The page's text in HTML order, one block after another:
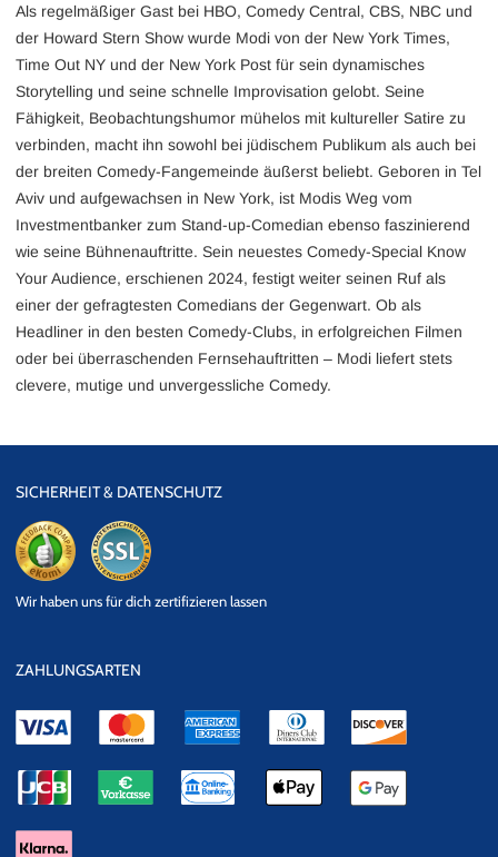
Als regelmäßiger Gast bei HBO, Comedy Central, CBS, NBC und
der Howard Stern Show wurde Modi von der New York Times,
Time Out NY und der New York Post für sein dynamisches
Storytelling und seine schnelle Improvisation gelobt. Seine
Fähigkeit, Beobachtungshumor mühelos mit kultureller Satire zu
verbinden, macht ihn sowohl bei jüdischem Publikum als auch bei
der breiten Comedy-Fangemeinde äußerst beliebt. Geboren in Tel
Aviv und aufgewachsen in New York, ist Modis Weg vom
Investmentbanker zum Stand-up-Comedian ebenso faszinierend
wie seine Bühnenauftritte. Sein neuestes Comedy-Special Know
Your Audience, erschienen 2024, festigt weiter seinen Ruf als
einer der gefragtesten Comedians der Gegenwart. Ob als
Headliner in den besten Comedy-Clubs, in erfolgreichen Filmen
oder bei überraschenden Fernsehauftritten – Modi liefert stets
clevere, mutige und unvergessliche Comedy.
SICHERHEIT & DATENSCHUTZ
Datensicherheit
Wir haben uns für dich zertifizieren lassen
ZAHLUNGSARTEN